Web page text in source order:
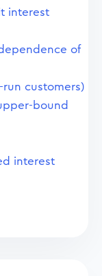
interest
of
customers)
bound
interest